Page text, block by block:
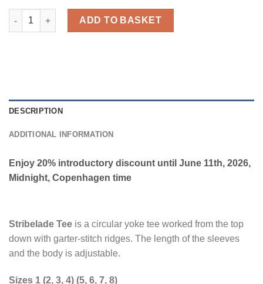
Stribelade Tee quantity
ADD TO BASKET
DESCRIPTION
ADDITIONAL INFORMATION
Enjoy 20% introductory discount until June 11th, 2026,
Midnight, Copenhagen time
Stribelade Tee is a circular yoke tee worked from the top
down with garter-stitch ridges. The length of the sleeves
and the body is adjustable.
Sizes 1 (2, 3, 4) (5, 6, 7, 8)